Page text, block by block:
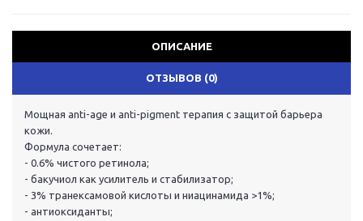
ОПИСАНИЕ
ОТЗЫВОВ (0)
Мощная anti-age и anti-pigment терапия с защитой барьера
кожи.
Формула сочетает:
- 0.6% чистого ретинола;
- бакучиол как усилитель и стабилизатор;
- 3% транексамовой кислоты и ниацинамида >1%;
- антиоксиданты;